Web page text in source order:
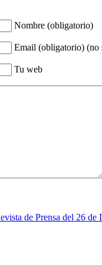
Nombre (obligatorio)
Email (obligatorio) (no
Tu web
de Prensa del 26 de